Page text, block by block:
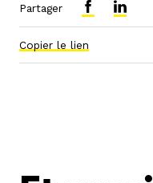
Partager
Copier le lien